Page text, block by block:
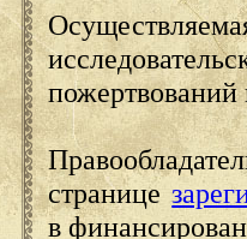
пожертвований
странице
в